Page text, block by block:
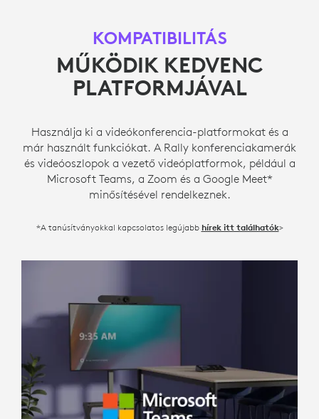
KOMPATIBILITÁS
MŰKÖDIK KEDVENC
PLATFORMJÁVAL
Használja ki a videókonferencia-platformokat és a
már használt funkciókat. A Rally konferenciakamerák
és videóoszlopok a vezető videóplatformok, például a
Microsoft Teams, a Zoom és a Google Meet*
minősítésével rendelkeznek.
*A tanúsítványokkal kapcsolatos legújabb hírek itt találhatók>